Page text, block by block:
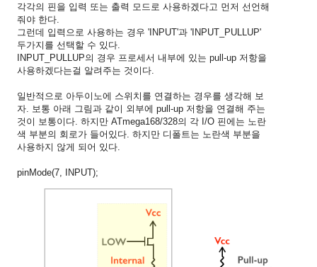
각각의 핀을 입력 또는 출력 모드로 사용하겠다고 먼저 선언해
줘야 한다.
그런데 입력으로 사용하는 경우 'INPUT'과 'INPUT_PULLUP'
두가지를 선택할 수 있다.
INPUT_PULLUP의 경우 프로세서 내부에 있는 pull-up 저항을
사용하겠다는걸 알려주는 것이다.
일반적으로 아두이노에 스위치를 연결하는 경우를 생각해 보
자. 보통 아래 그림과 같이 외부에 pull-up 저항을 연결해 주는
것이 보통이다. 하지만 ATmega168/328의 각 I/O 핀에는 노란
색 부분의 회로가 들어있다. 하지만 디폴트는 노란색 부분을
사용하지 않게 되어 있다.
pinMode(7, INPUT);